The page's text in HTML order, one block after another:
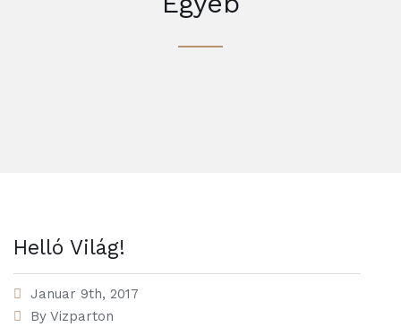
Helló Világ!
Januar 9th, 2017
By Vizparton